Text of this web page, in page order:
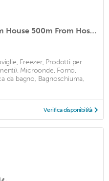
Fully Renovated 3 Bedroom House 500m From Hospital
Freezer, Prodotti per
Microonde, Forno,
da bagno, Bagnoschiuma,
Verifica disponibilità